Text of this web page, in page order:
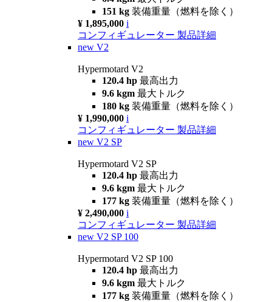
151 kg 装備重量（燃料を除く）
¥ 1,895,000 i
コンフィギュレーター 製品詳細
new V2
Hypermotard V2
120.4 hp 最高出力
9.6 kgm 最大トルク
180 kg 装備重量（燃料を除く）
¥ 1,990,000 i
コンフィギュレーター 製品詳細
new V2 SP
Hypermotard V2 SP
120.4 hp 最高出力
9.6 kgm 最大トルク
177 kg 装備重量（燃料を除く）
¥ 2,490,000 i
コンフィギュレーター 製品詳細
new V2 SP 100
Hypermotard V2 SP 100
120.4 hp 最高出力
9.6 kgm 最大トルク
177 kg 装備重量（燃料を除く）